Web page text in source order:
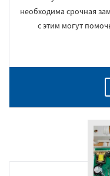
необходима срочная
с этим могут